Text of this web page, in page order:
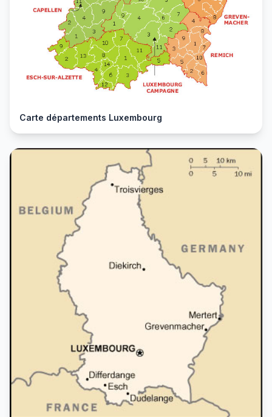
Carte départements Luxembourg